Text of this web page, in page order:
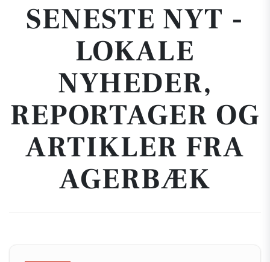
SENESTE NYT -
LOKALE
NYHEDER,
REPORTAGER OG
ARTIKLER FRA
AGERBÆK